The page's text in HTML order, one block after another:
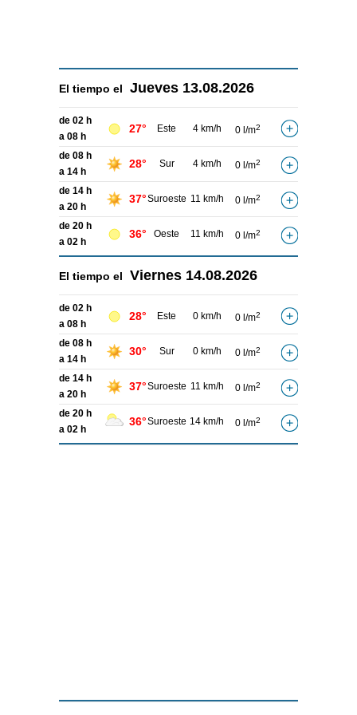
El tiempo el Jueves 13.08.2026
de 02 h
a 08 h
27° Este 4 km/h 0 l/m2
de 08 h
a 14 h
28° Sur 4 km/h 0 l/m2
de 14 h
a 20 h
37°Suroeste 11 km/h 0 l/m2
de 20 h
a 02 h
36° Oeste 11 km/h 0 l/m2
El tiempo el Viernes 14.08.2026
de 02 h
a 08 h
28° Este 0 km/h 0 l/m2
de 08 h
a 14 h
30° Sur 0 km/h 0 l/m2
de 14 h
a 20 h
37°Suroeste 11 km/h 0 l/m2
de 20 h
a 02 h
36°Suroeste 14 km/h 0 l/m2